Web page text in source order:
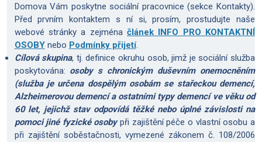
Domova Vám poskytne sociální pracovnice (sekce Kontakty).
Před prvním kontaktem s ní si, prosím, prostudujte naše
webové stránky a zejména článek INFO PRO KONTAKTNÍ
OSOBYnebo Podmínky přijetí.
Cílová skupina, tj. definice okruhu osob, jimž je sociální služba
poskytována: osoby s chronickým duševním onemocněním
(služba je určena dospělým osobám se stařeckou demencí,
Alzheimerovou demencí a ostatními typy demencí ve věku od
60 let, jejichž stav odpovídá těžké nebo úplné závislosti na
pomoci jiné fyzické osobypři zajištění péče o vlastní osobu a
při zajištění soběstačnosti, vymezené zákonem č. 108/2006